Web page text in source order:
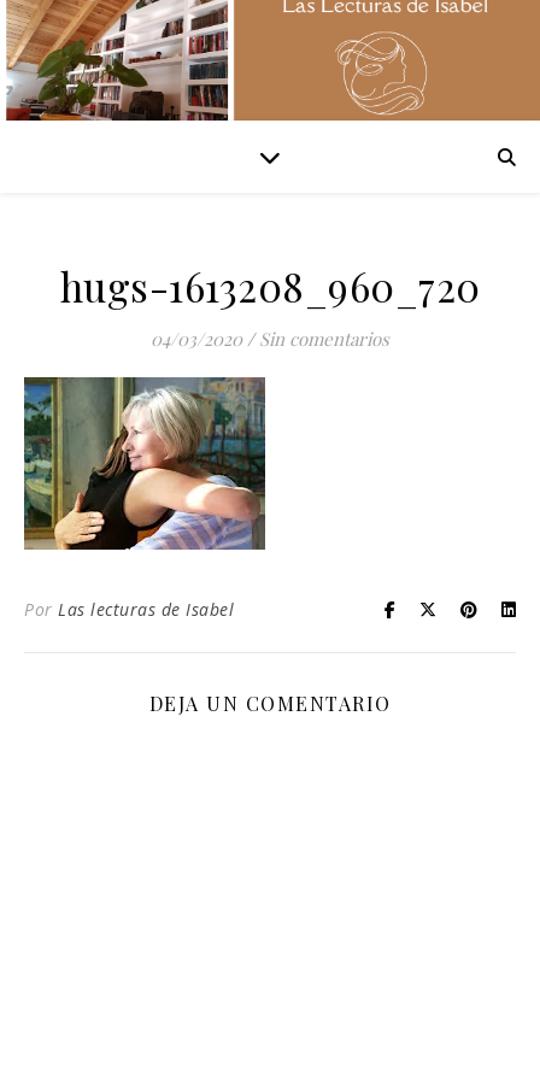
hugs-1613208_960_720
04/03/2020 / Sin comentarios
Por Las lecturas de Isabel
DEJA UN COMENTARIO